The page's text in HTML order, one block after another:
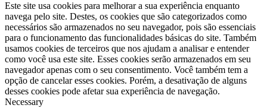
Este site usa cookies para melhorar a sua experiência enquanto
navega pelo site. Destes, os cookies que são categorizados como
necessários são armazenados no seu navegador, pois são essenciais
para o funcionamento das funcionalidades básicas do site. Também
usamos cookies de terceiros que nos ajudam a analisar e entender
como você usa este site. Esses cookies serão armazenados em seu
navegador apenas com o seu consentimento. Você também tem a
opção de cancelar esses cookies. Porém, a desativação de alguns
desses cookies pode afetar sua experiência de navegação.
Necessary